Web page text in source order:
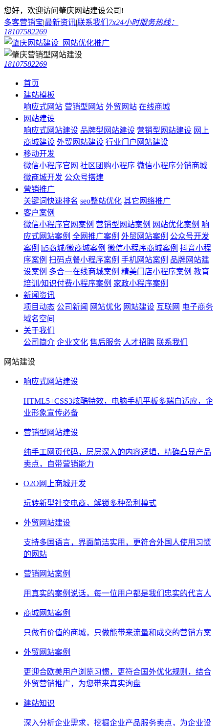
您好，欢迎访问肇庆网站建设公司!
多客营销宝|最新资讯|联系我们 7x24小时服务热线：
18107582269
18107582269
首页
建站模板
响应式网站 营销型网站 外贸网站 在线商城
网站建设
响应式网站建设 品牌型网站建设 营销型网站建设 网上
商城建设 外贸网站建设 行业门户网站建设
移动开发
微信小程序官网 社区团购小程序 微信小程序分销商城
微商城开发 公众号搭建
营销推广
关键词快速排名 seo整站优化 其它网络推广
客户案例
微信小程序官网案例 营销型网站案例 网站优化案例 响
应式网站案例 全网推广案例 外贸网站案例 公众号开发
案例 h5商城/微商城案例 微信小程序商城案例 抖音小程
序案例 扫码点餐小程序案例 手机网站案例 品牌网站建
设案例 多合一在线商城案例 精美门店小程序案例 教育
培训/知识付费小程序案例 家政小程序案例
新闻资讯
项目动态 公司新闻 网站优化 网站建设 互联网 电子商务
域名空间
关于我们
公司简介 企业文化 售后服务 人才招聘 联系我们
网站建设
响应式网站建设
HTML5+CSS3炫酷特效，电脑手机平板多端自适应，企
业形象宣传必备
营销型网站建设
纯手工网页代码，层层深入的内容逻辑，精确凸显产品
卖点，自带营销能力
O2O网上商城开发
玩转新型社交电商，解锁多种盈利模式
外贸网站建设
支持多国语言，界面简洁实用，更符合外国人使用习惯
的网站
营销网站案例
用真实的案例说话，每一位用户都是我们忠实的代言人
商城网站案例
只做有价值的商城，只做能带来流量和成交的营销方案
外贸网站案例
更迎合欧美用户浏览习惯，更符合国外优化规则，结合
外贸营销推广，为您带来真实询盘
建站知识
深入分析企业需求，挖掘企业产品服务卖点，为企业设